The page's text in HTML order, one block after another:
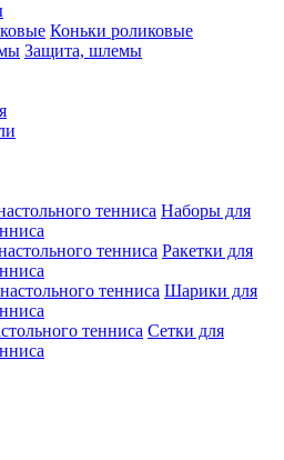
Коньки роликовые
Защита, шлемы
Наборы для
Ракетки для
Шарики для
Сетки для